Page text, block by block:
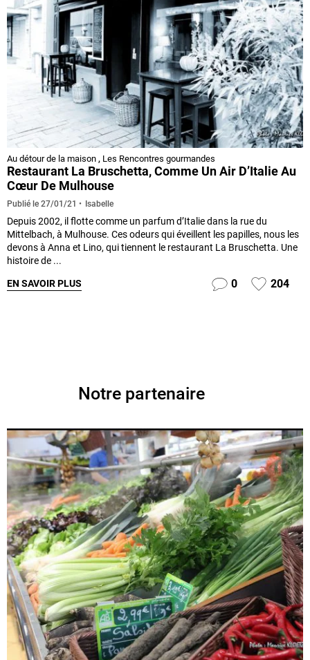
Au détour de la maison , Les Rencontres gourmandes
Restaurant La Bruschetta, Comme Un Air D’Italie Au
Cœur De Mulhouse
Publié le 27/01/21 Isabelle
Depuis 2002, il flotte comme un parfum d’Italie dans la rue du
Mittelbach, à Mulhouse. Ces odeurs qui éveillent les papilles, nous les
devons à Anna et Lino, qui tiennent le restaurant La Bruschetta. Une
histoire de ...
EN SAVOIR PLUS 0 204
Notre partenaire